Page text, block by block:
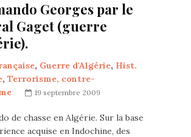
Georges par le
Gaget (guerre
, Guerre d'Algérie, Hist.
, Terrorisme, contre-
19 septembre 2009
de chasse en Algérie. Sur la base
acquise en Indochine, des